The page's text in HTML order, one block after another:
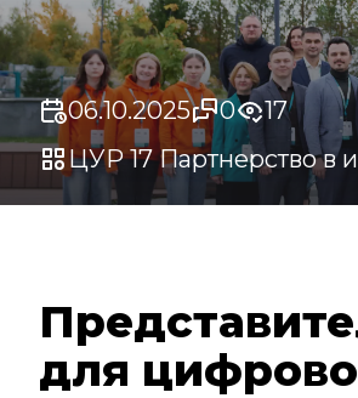
06.10.2025 0
17
ЦУР 17 Партнерство в
для